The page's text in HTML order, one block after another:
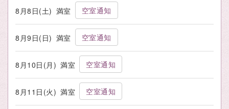
8月8日(土) 満室 空室通知
8月9日(日) 満室 空室通知
8月10日(月) 満室 空室通知
8月11日(火) 満室 空室通知